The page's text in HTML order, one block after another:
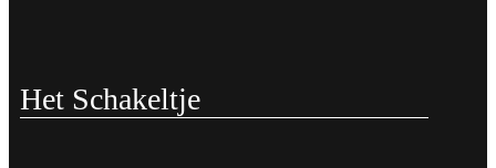
Het Schakeltje